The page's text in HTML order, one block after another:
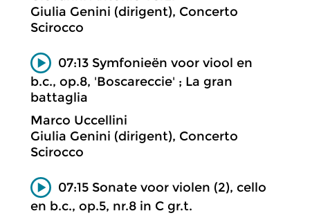
Giulia Genini (dirigent), Concerto
Scirocco
07:13 Symfonieën voor viool en
b.c., op.8, 'Boscareccie' ; La gran
battaglia
Marco Uccellini
Giulia Genini (dirigent), Concerto
Scirocco
07:15 Sonate voor violen (2), cello
en b.c., op.5, nr.8 in C gr.t.